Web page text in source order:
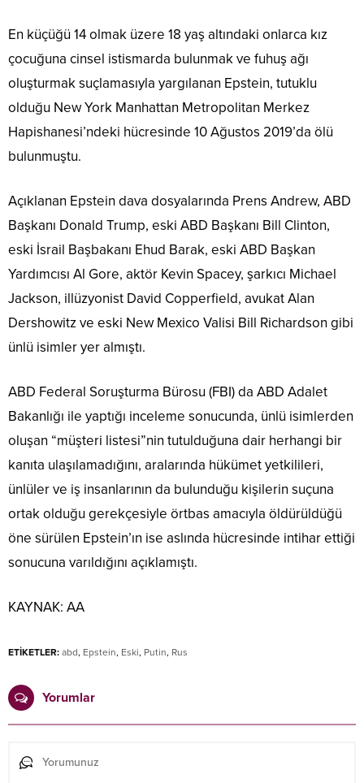
En küçüğü 14 olmak üzere 18 yaş altındaki onlarca kız
çocuğuna cinsel istismarda bulunmak ve fuhuş ağı
oluşturmak suçlamasıyla yargılanan Epstein, tutuklu
olduğu New York Manhattan Metropolitan Merkez
Hapishanesi’ndeki hücresinde 10 Ağustos 2019’da ölü
bulunmuştu.
Açıklanan Epstein dava dosyalarında Prens Andrew, ABD
Başkanı Donald Trump, eski ABD Başkanı Bill Clinton,
eski İsrail Başbakanı Ehud Barak, eski ABD Başkan
Yardımcısı Al Gore, aktör Kevin Spacey, şarkıcı Michael
Jackson, illüzyonist David Copperfield, avukat Alan
Dershowitz ve eski New Mexico Valisi Bill Richardson gibi
ünlü isimler yer almıştı.
ABD Federal Soruşturma Bürosu (FBI) da ABD Adalet
Bakanlığı ile yaptığı inceleme sonucunda, ünlü isimlerden
oluşan “müşteri listesi”nin tutulduğuna dair herhangi bir
kanıta ulaşılamadığını, aralarında hükümet yetkilileri,
ünlüler ve iş insanlarının da bulunduğu kişilerin suçuna
ortak olduğu gerekçesiyle örtbas amacıyla öldürüldüğü
öne sürülen Epstein’ın ise aslında hücresinde intihar ettiği
sonucuna varıldığını açıklamıştı.
KAYNAK: AA
ETİKETLER: abd, Epstein, Eski, Putin, Rus
Yorumlar